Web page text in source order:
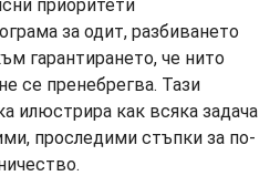
за одит, разбиването
гарантирането, че нито
се пренебрегва. Тази
илюстрира как всяка задача
проследими стъпки за по-